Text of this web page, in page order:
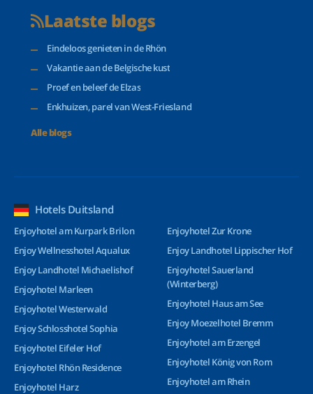
Laatste blogs
Eindeloos genieten in de Rhön
Vakantie aan de Belgische kust
Proef en beleef de Elzas
Enkhuizen, parel van West-Friesland
Alle blogs
Hotels Duitsland
Enjoyhotel am Kurpark Brilon
Enjoy Wellnesshotel Aqualux
Enjoy Landhotel Michaelishof
Enjoyhotel Marleen
Enjoyhotel Westerwald
Enjoy Schlosshotel Sophia
Enjoyhotel Eifeler Hof
Enjoyhotel Rhön Residence
Enjoyhotel Harz
Enjoyhotel Zur Krone
Enjoy Landhotel Lippischer Hof
Enjoyhotel Sauerland
(Winterberg)
Enjoyhotel Haus am See
Enjoy Moezelhotel Bremm
Enjoyhotel am Erzengel
Enjoyhotel König von Rom
Enjoyhotel am Rhein